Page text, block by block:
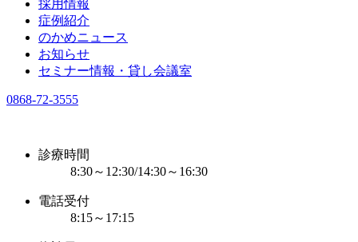
採用情報
症例紹介
のかめニュース
お知らせ
セミナー情報・貸し会議室
0868-72-3555
診療時間
8:30～12:30/14:30～16:30
電話受付
8:15～17:15